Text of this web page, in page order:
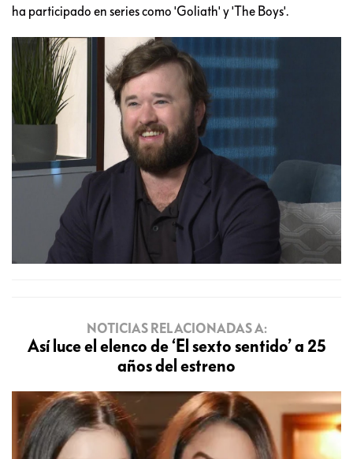
ha participado en series como 'Goliath' y 'The Boys'.
NOTICIAS RELACIONADAS A:
Así luce el elenco de ‘El sexto sentido’ a 25
años del estreno